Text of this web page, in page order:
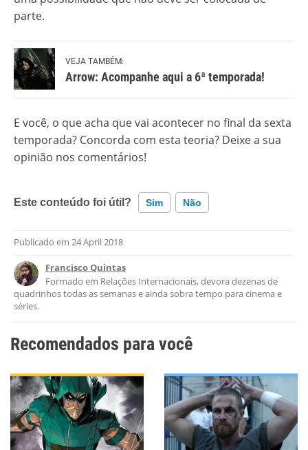
parte.
VEJA TAMBÉM:
Arrow: Acompanhe aqui a 6ª temporada!
E você, o que acha que vai acontecer no final da sexta
temporada? Concorda com esta teoria? Deixe a sua
opinião nos comentários!
Este conteúdo foi útil? Sim Não
Este conteúdo contém informação incorreta
Este conteúdo não tem a informação que procuro
Publicado em 24 April 2018
Francisco Quintas
Formado em Relações Internacionais, devora dezenas de
quadrinhos todas as semanas e ainda sobra tempo para cinema e
séries.
Recomendados para você